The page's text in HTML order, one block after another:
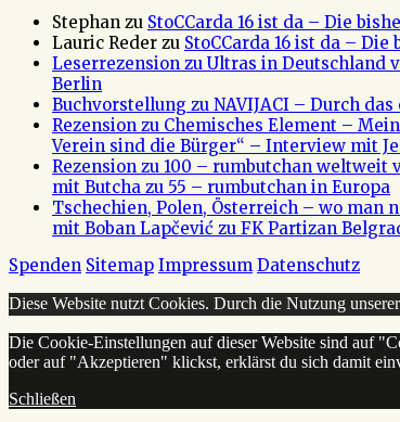
Stephan zu StoCCarda 16 ist da – Die
Lauric Reder zu StoCCarda 16 ist da –
Leserrezension zu Ultras in Deutschland
Berlin
Buchvorstellung zu NAVIJACI – Durch
Rezension zu Chemisches Element –
Verein sind die Bürger“ – Interview mit
Rezension zu 100 – rumbutchan weltweit
mit Butcha zu 55 – rumbutchan in Europa
Tschechien, Polen, Österreich – wo man
mit Boban Lapčević zu FK Partizan
Spenden Sitemap Impressum Datenschutz
Diese Website nutzt Cookies. Durch die Nutzung
Die Cookie-Einstellungen auf dieser Website sind auf
oder auf "Akzeptieren" klickst, erklärst du sich damit
Schließen